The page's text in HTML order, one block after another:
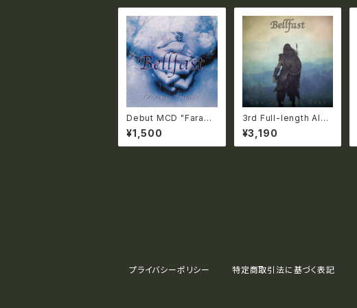
Debut MCD "Farawa
y Prayers" (2001)【国
内送料無料】
¥1,500
3rd Full-length Albu
m "The Warrior Cel
t" (2024) 【限定特典付
き】【国内送料無料】
¥3,190
プライバシーポリシー 特定商取引法に基づく表記